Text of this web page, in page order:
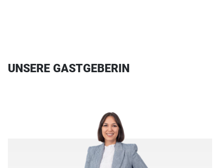
UNSERE GASTGEBERIN